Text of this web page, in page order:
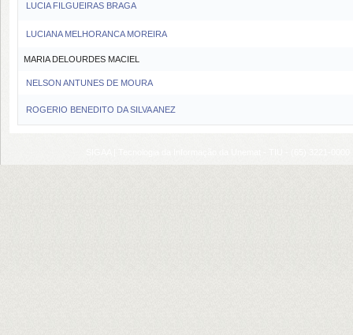
LUCIA FILGUEIRAS BRAGA
LUCIANA MELHORANCA MOREIRA
MARIA DELOURDES MACIEL
NELSON ANTUNES DE MOURA
ROGERIO BENEDITO DA SILVA ANEZ